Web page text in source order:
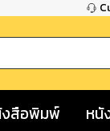
สือพิมพ์ หนั